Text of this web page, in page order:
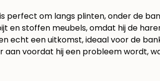
perfect om langs plinten, onder de
en stoffen meubels, omdat hij de
echt een uitkomst, ideaal voor de
aan voordat hij een probleem wordt,